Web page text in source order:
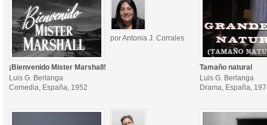
por Antonia J. Corrales
¡Bienvenido Mister Marshall!
Luis G. Berlanga
Comedia, España, 1952
Tamaño natural
Luis G. Berlanga
Drama, España,